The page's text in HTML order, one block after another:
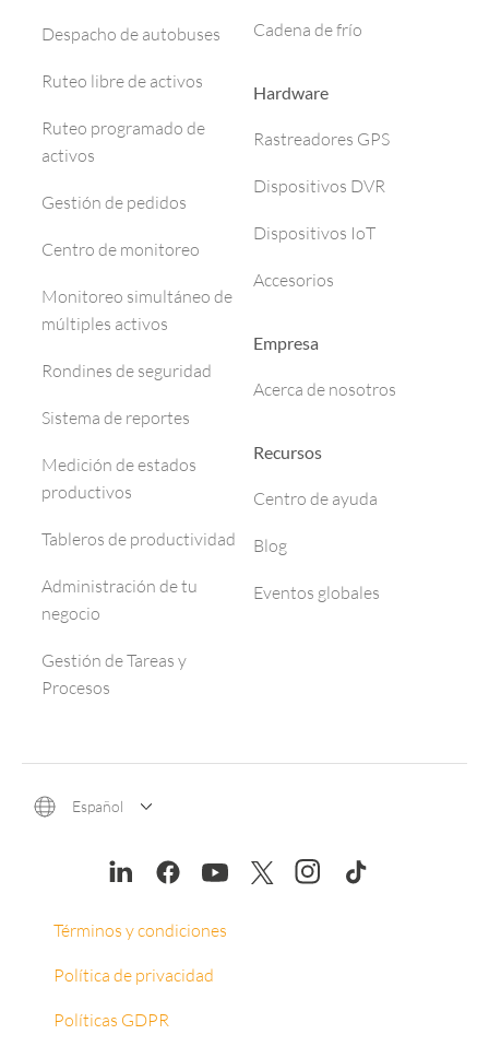
Despacho de autobuses
Ruteo libre de activos
Ruteo programado de
activos
Gestión de pedidos
Centro de monitoreo
Monitoreo simultáneo de
múltiples activos
Rondines de seguridad
Sistema de reportes
Medición de estados
productivos
Tableros de productividad
Administración de tu
negocio
Gestión de Tareas y
Procesos
Cadena de frío
Hardware
Rastreadores GPS
Dispositivos DVR
Dispositivos IoT
Accesorios
Empresa
Acerca de nosotros
Recursos
Centro de ayuda
Blog
Eventos globales
Español
Términos y condiciones
Política de privacidad
Políticas GDPR